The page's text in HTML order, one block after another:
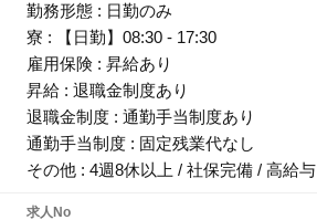
勤務形態 : 日勤のみ
寮 : 【日勤】08:30 - 17:30
雇用保険 : 昇給あり
昇給 : 退職金制度あり
退職金制度 : 通勤手当制度あり
通勤手当制度 : 固定残業代なし
その他 : 4週8休以上 / 社保完備 / 高給与
求人No